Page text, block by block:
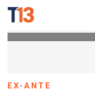
EX-ANTE